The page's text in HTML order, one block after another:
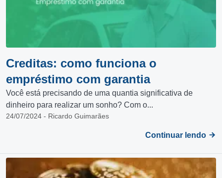
Creditas: como funciona o
empréstimo com garantia
Você está precisando de uma quantia significativa de
dinheiro para realizar um sonho? Com o...
24/07/2024 - Ricardo Guimarães
Continuar lendo